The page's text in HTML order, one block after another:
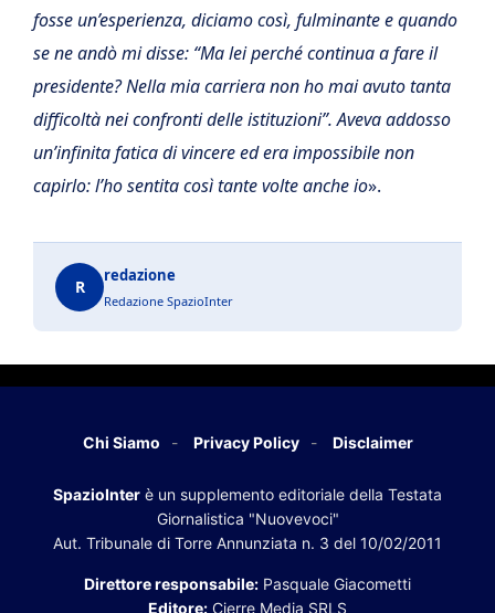
fosse un’esperienza, diciamo così, fulminante e quando
se ne andò mi disse: “Ma lei perché continua a fare il
presidente? Nella mia carriera non ho mai avuto tanta
difficoltà nei confronti delle istituzioni”. Aveva addosso
un’infinita fatica di vincere ed era impossibile non
capirlo: l’ho sentita così tante volte anche io».
R
redazione
Redazione SpazioInter
Chi Siamo Privacy Policy Disclaimer
SpazioInter è un supplemento editoriale della Testata
Giornalistica "Nuovevoci"
Aut. Tribunale di Torre Annunziata n. 3 del 10/02/2011
Direttore responsabile: Pasquale Giacometti
Editore: Cierre Media SRLS